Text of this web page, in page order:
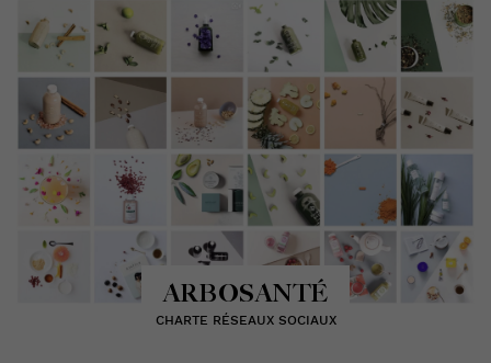
ARBOSANTÉ
CHARTE RÉSEAUX SOCIAUX